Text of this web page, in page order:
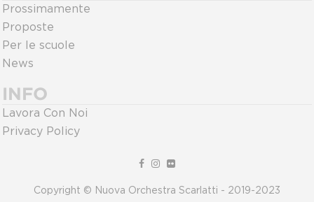
Prossimamente
Proposte
Per le scuole
News
INFO
Lavora Con Noi
Privacy Policy
Copyright © Nuova Orchestra Scarlatti - 2019-2023